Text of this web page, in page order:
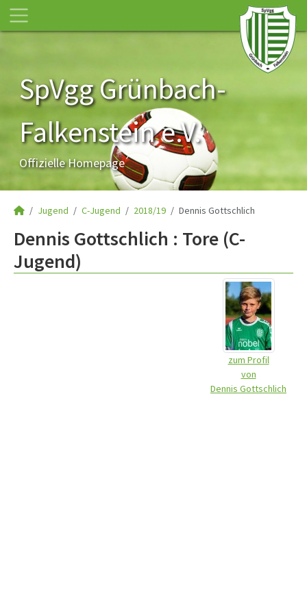
SpVgg Grünbach-
Falkenstein e.V.
Offizielle Homepage
Jugend C-Jugend 2018/19 Dennis Gottschlich
Dennis Gottschlich : Tore (C-
Jugend)
zum Profil
von
Dennis Gottschlich